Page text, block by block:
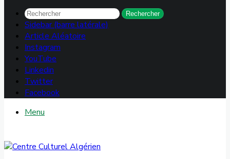
Rechercher
Sidebar (barre latérale)
Article Aléatoire
Instagram
YouTube
Linkedin
Twitter
Facebook
Menu